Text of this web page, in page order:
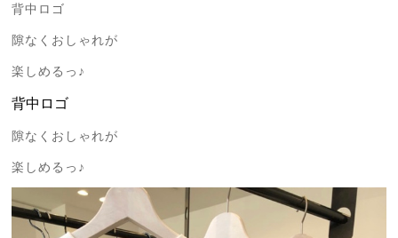
背中ロゴ
隙なくおしゃれが
楽しめるっ♪
背中ロゴ
隙なくおしゃれが
楽しめるっ♪